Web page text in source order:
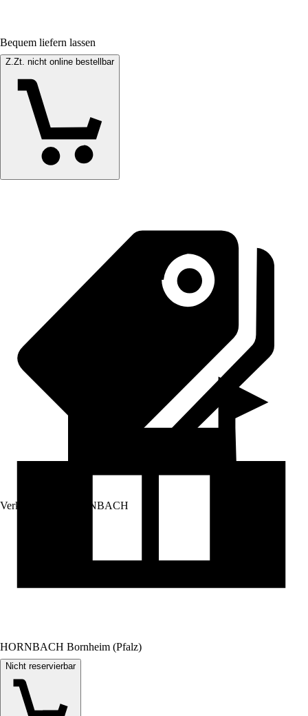
Bequem liefern lassen
Z.Zt. nicht online bestellbar
Verkauf durch: HORNBACH
HORNBACH Bornheim (Pfalz)
Nicht reservierbar